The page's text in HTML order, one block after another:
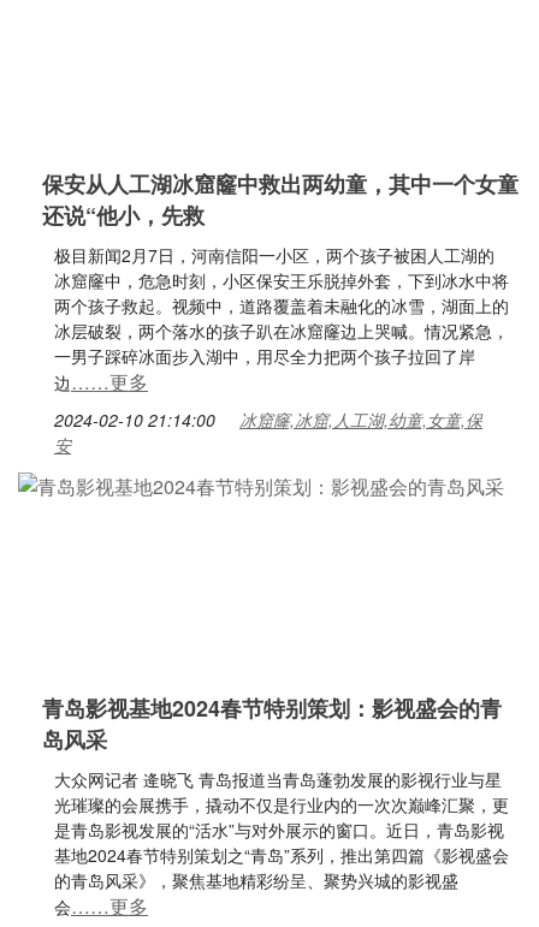
保安从人工湖冰窟窿中救出两幼童，其中一个女童
还说“他小，先救
极目新闻2月7日，河南信阳一小区，两个孩子被困人工湖的
冰窟窿中，危急时刻，小区保安王乐脱掉外套，下到冰水中将
两个孩子救起。视频中，道路覆盖着未融化的冰雪，湖面上的
冰层破裂，两个落水的孩子趴在冰窟窿边上哭喊。情况紧急，
一男子踩碎冰面步入湖中，用尽全力把两个孩子拉回了岸
边……更多
2024-02-10 21:14:00
冰窟窿,冰窟,人工湖,幼童,女童,保
安
青岛影视基地2024春节特别策划：影视盛会的青
岛风采
大众网记者 逄晓飞 青岛报道当青岛蓬勃发展的影视行业与星
光璀璨的会展携手，撬动不仅是行业内的一次次巅峰汇聚，更
是青岛影视发展的“活水”与对外展示的窗口。近日，青岛影视
基地2024春节特别策划之“青岛”系列，推出第四篇《影视盛会
的青岛风采》，聚焦基地精彩纷呈、聚势兴城的影视盛
会……更多